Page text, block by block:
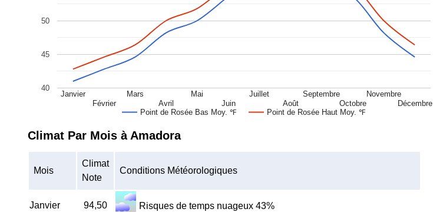
Point de Rosée Bas Moy. ℉ Point de Rosée Haut Moy. ℉
Janvier
Février
Mars
Avril
Mai
Juin
Juillet
Août
Septembre
Octobre
Novembre
Décembre
40
45
50
Climat Par Mois à Amadora
Mois
Climat
Note
Conditions Météorologiques
Janvier 94,50 Risques de temps nuageux 43%